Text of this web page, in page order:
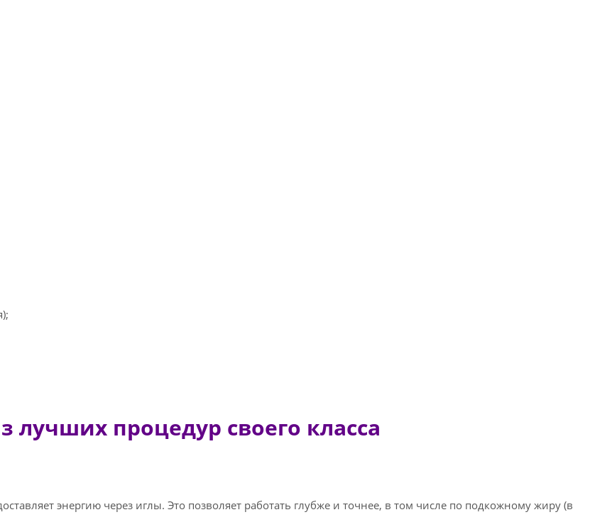
процедур своего класса
энергию через иглы. Это позволяет работать глубже и точнее, в том числе по подкожному жиру (в